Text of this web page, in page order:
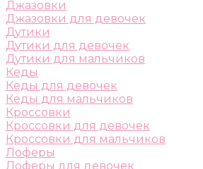
Джазовки
Джазовки для девочек
Дутики
Дутики для девочек
Дутики для мальчиков
Кеды
Кеды для девочек
Кеды для мальчиков
Кроссовки
Кроссовки для девочек
Кроссовки для мальчиков
Лоферы
Лоферы для девочек